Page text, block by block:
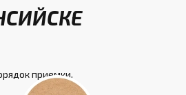
приемки.